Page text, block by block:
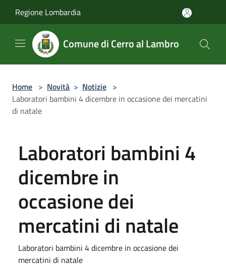
Regione Lombardia
Comune di Cerro al Lambro
Home > Novità > Notizie >
Laboratori bambini 4 dicembre in occasione dei mercatini
di natale
Laboratori bambini 4
dicembre in
occasione dei
mercatini di natale
Laboratori bambini 4 dicembre in occasione dei
mercatini di natale